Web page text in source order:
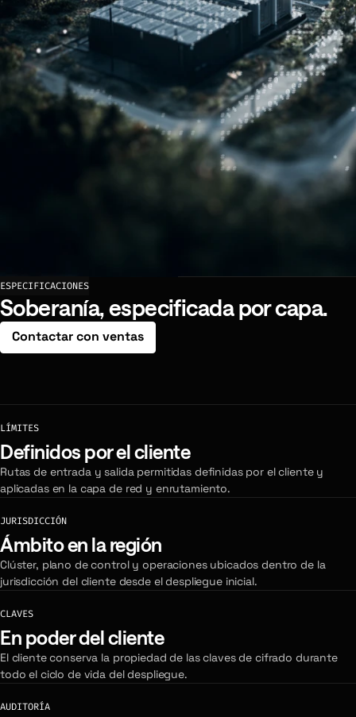
ESPECIFICACIONES
Soberanía, especificada por capa.
Contactar con ventas
LÍMITES
Definidos por el cliente
Rutas de entrada y salida permitidas definidas por el cliente y
aplicadas en la capa de red y enrutamiento.
JURISDICCIÓN
Ámbito en la región
Clúster, plano de control y operaciones ubicados dentro de la
jurisdicción del cliente desde el despliegue inicial.
CLAVES
En poder del cliente
El cliente conserva la propiedad de las claves de cifrado durante
todo el ciclo de vida del despliegue.
AUDITORÍA